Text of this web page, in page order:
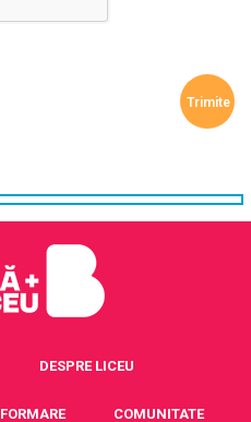
DESPRE LICEU
FORMARE COMUNITATE